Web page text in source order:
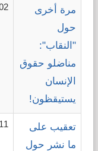
مرة أخرى
حول
"النقاب":
مناضلو حقوق
الإنسان
يستيقظون!
تعقيب على
ما نشر حول